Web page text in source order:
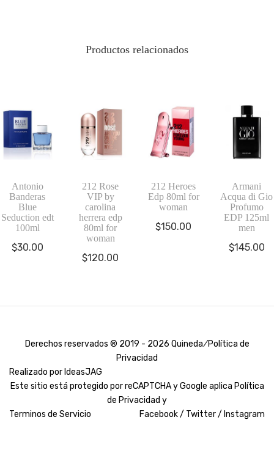
Productos relacionados
Antonio
Banderas
Blue
Seduction edt
100ml
$30.00
212 Rose
VIP by
carolina
herrera edp
80ml for
woman
$120.00
212 Heroes
Edp 80ml for
woman
$150.00
Armani
Acqua di Gio
Profumo
EDP 125ml
men
$145.00
Derechos reservados ® 2019 - 2026 Quineda ⁄Política de
Privacidad
Realizado por IdeasJAG
Este sitio está protegido por reCAPTCHA y Google aplica Política
de Privacidad y
Terminos de Servicio
Facebook / Twitter / Instagram